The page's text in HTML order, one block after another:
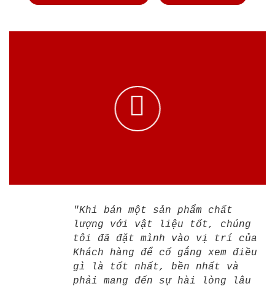
"Khi bán một sản phẩm chất
lượng với vật liệu tốt, chúng
tôi đã đặt mình vào vị trí của
Khách hàng để cố gắng xem điều
gì là tốt nhất, bền nhất và
phải mang đến sự hài lòng lâu